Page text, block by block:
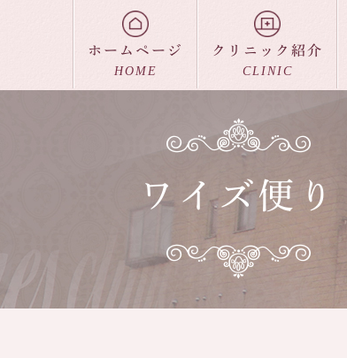
ホームページ
HOME
クリニック紹介
CLINIC
料金一覧 ワイズ便り
出産について 入院について
ワイズ便り